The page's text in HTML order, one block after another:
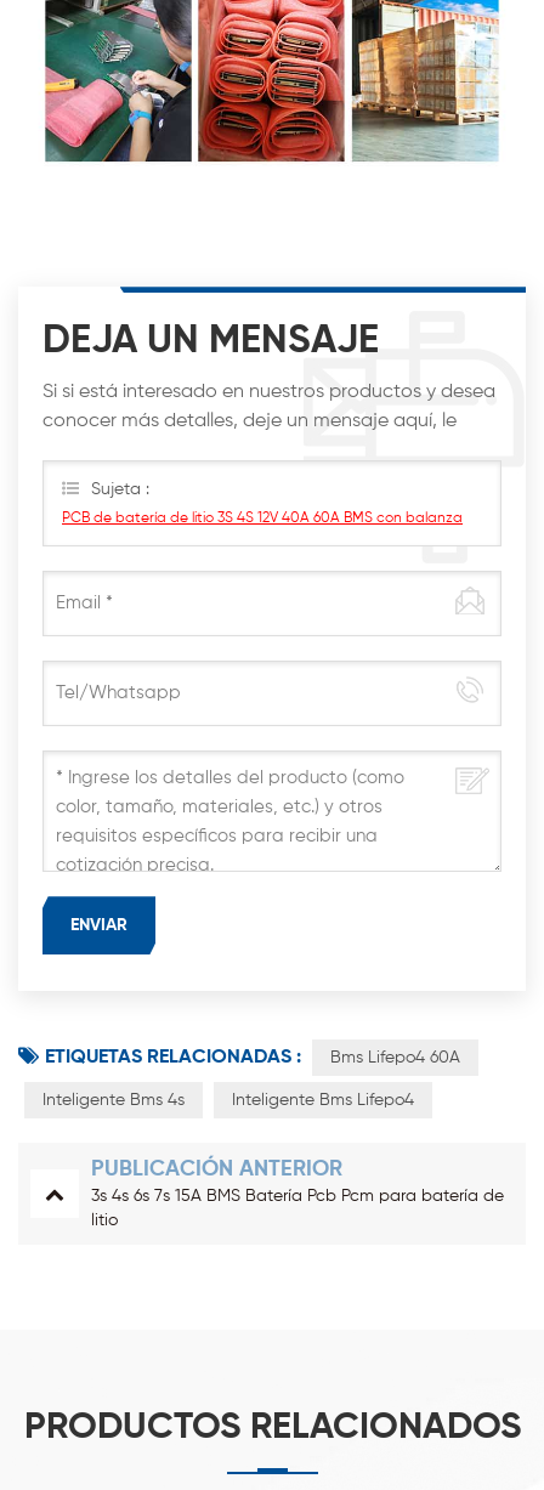
DEJA UN MENSAJE
Si si está interesado en nuestros productos y desea
conocer más detalles, deje un mensaje aquí, le
Sujeta :
PCB de batería de litio 3S 4S 12V 40A 60A BMS con balanza
ETIQUETAS RELACIONADAS : Bms Lifepo4 60A
Inteligente Bms 4s Inteligente Bms Lifepo4
PUBLICACIÓN ANTERIOR
3s 4s 6s 7s 15A BMS Batería Pcb Pcm para batería de
litio
PRODUCTOS RELACIONADOS